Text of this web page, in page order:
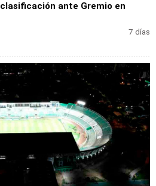
ante Gremio en
7 días